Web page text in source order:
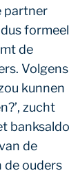
partner
formeel
de
Volgens
kunnen
zucht
banksaldo
de
de ouders